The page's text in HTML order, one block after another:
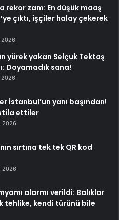
rekor zam: En düşük maaş
çıktı, işçiler halay çekerek
2026
yürek yakan Selçuk Tektaş
Doyamadık sana!
2026
İstanbul’un yanı başından!
ettiler
2026
sırtına tek tek QR kod
2026
alarmı verildi: Balıklar
tehlike, kendi türünü bile